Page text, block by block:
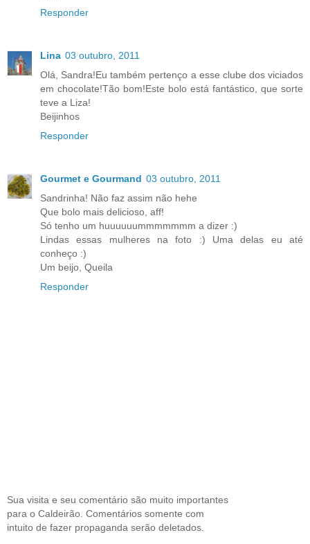
Responder
Lina 03 outubro, 2011
Olá, Sandra!Eu também pertenço a esse clube dos viciados
em chocolate!Tão bom!Este bolo está fantástico, que sorte
teve a Liza!
Beijinhos
Responder
Gourmet e Gourmand 03 outubro, 2011
Sandrinha! Não faz assim não hehe
Que bolo mais delicioso, aff!
Só tenho um huuuuuummmmmmm a dizer :)
Lindas essas mulheres na foto :) Uma delas eu até
conheço :)
Um beijo, Queila
Responder
Sua visita e seu comentário são muito importantes
para o Caldeirão. Comentários somente com
intuito de fazer propaganda serão deletados.